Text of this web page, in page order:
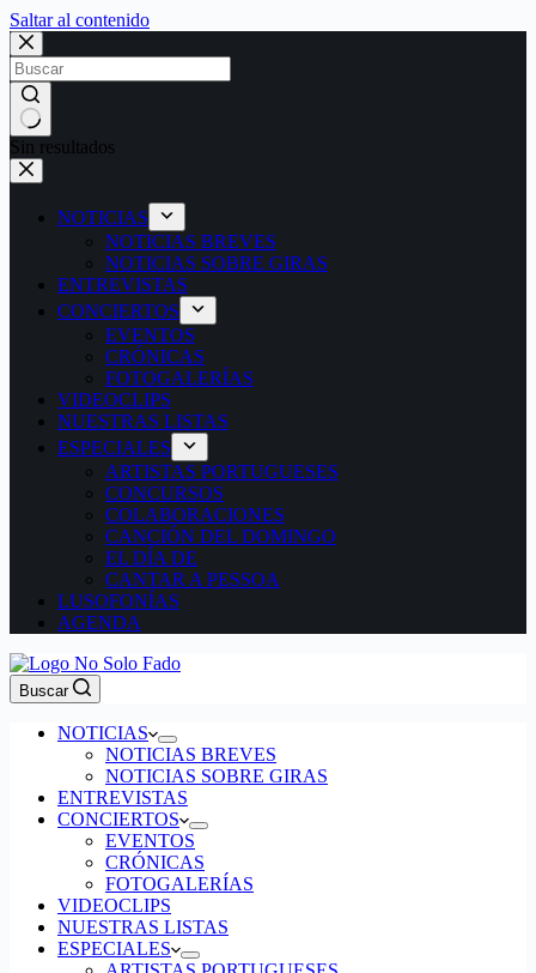
Saltar al contenido
Sin resultados
NOTICIAS
NOTICIAS BREVES
NOTICIAS SOBRE GIRAS
ENTREVISTAS
CONCIERTOS
EVENTOS
CRÓNICAS
FOTOGALERÍAS
VIDEOCLIPS
NUESTRAS LISTAS
ESPECIALES
ARTISTAS PORTUGUESES
CONCURSOS
COLABORACIONES
CANCIÓN DEL DOMINGO
EL DÍA DE
CANTAR A PESSOA
LUSOFONÍAS
AGENDA
Buscar
NOTICIAS
NOTICIAS BREVES
NOTICIAS SOBRE GIRAS
ENTREVISTAS
CONCIERTOS
EVENTOS
CRÓNICAS
FOTOGALERÍAS
VIDEOCLIPS
NUESTRAS LISTAS
ESPECIALES